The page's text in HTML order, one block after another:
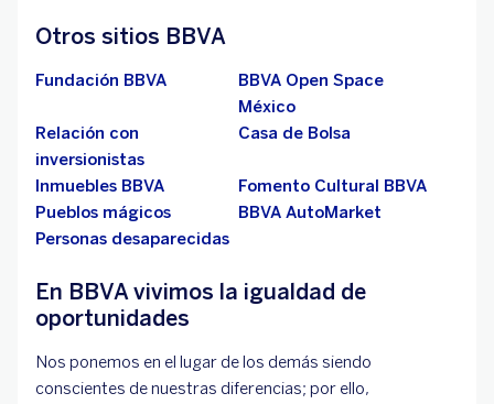
Otros sitios BBVA
Fundación BBVA
BBVA Open Space
México
Relación con
inversionistas
Casa de Bolsa
Inmuebles BBVA
Fomento Cultural BBVA
Pueblos mágicos
BBVA AutoMarket
Personas desaparecidas
En BBVA vivimos la igualdad de
oportunidades
Nos ponemos en el lugar de los demás siendo
conscientes de nuestras diferencias; por ello,